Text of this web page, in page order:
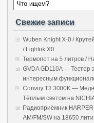
Свежие записи
Wuben Knight X-0 /
/ Lightok X0
Термопот на 5 литров /
GVDA GD110A — Тестер
интересным
Convoy T3 3000K —
Тёплым светом на
Радиоприёмник
AM/FM/SW на 18650